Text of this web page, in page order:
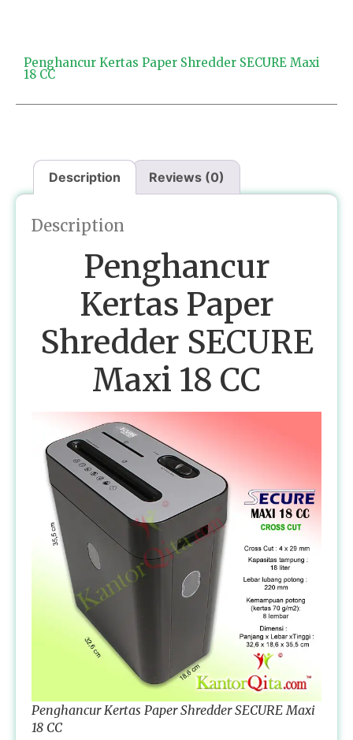
Penghancur Kertas Paper Shredder SECURE Maxi
18 CC
Description Reviews (0)
Description
Penghancur
Kertas Paper
Shredder SECURE
Maxi 18 CC
Penghancur Kertas Paper Shredder SECURE Maxi
18 CC